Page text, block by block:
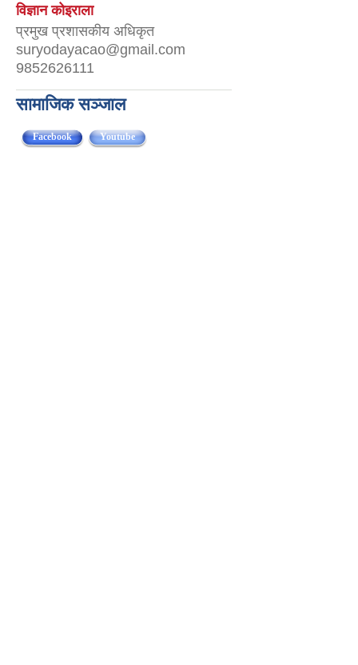
विज्ञान कोइराला
प्रमुख प्रशासकीय अधिकृत
suryodayacao@gmail.com
9852626111
सामाजिक सञ्जाल
Facebook(active tab)Youtube